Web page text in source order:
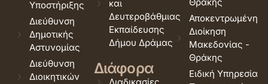
Υποστήριξης
Διεύθυνση
Δημοτικής
Αστυνομίας
Διεύθυνση
Διοικητικών
και
Δευτεροβάθμιας
Εκπαίδευσης
Δήμου Δράμας
Διάφορα
Αποκεντρωμένη
Διοίκηση
Μακεδονίας -
Θράκης
Ειδική Υπηρεσία